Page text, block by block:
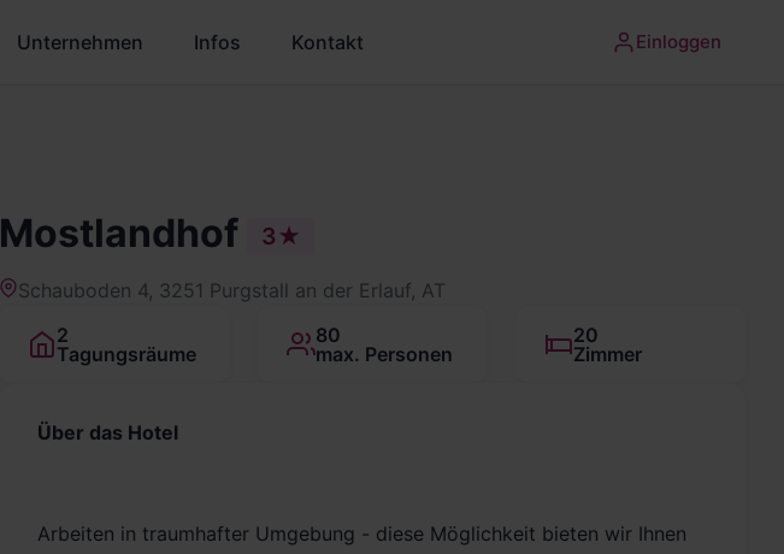
Unternehmen Infos Kontakt Einloggen
Mostlandhof 3★
Schauboden 4, 3251 Purgstall an der Erlauf, AT
2
Tagungsräume
80
max. Personen
20
Zimmer
Über das Hotel
Arbeiten in traumhafter Umgebung - diese Möglichkeit bieten wir Ihnen